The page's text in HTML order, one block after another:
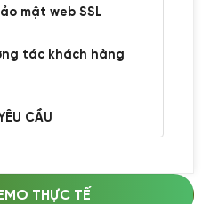
mật web SSL
tác khách hàng
CẦU
tin doanh nghiệp
THỰC TẾ